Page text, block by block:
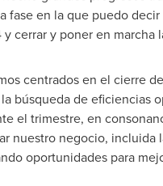
fase en la que puedo
cerrar y poner en
centrados en el cierre
búsqueda de eficiencias
el trimestre, en
nuestro negocio,
oportunidades para